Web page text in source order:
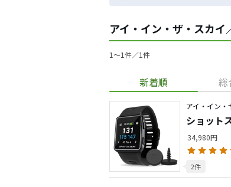
アイ・イン・ザ・スカ
1〜1件／1件
新着順 総
アイ・イン
ショット
34,980円
2件